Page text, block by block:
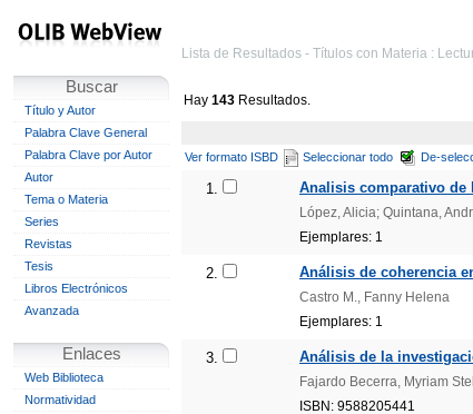
Buscar
Título y Autor
Palabra Clave General
Palabra Clave por Autor
Autor
Tema o Materia
Series
Revistas
Tesis
Libros Electrónicos
Avanzada
Enlaces
Web Biblioteca
Normatividad
Lista de Resultados - Títulos con Materia :
Hay 143 Resultados.
Ver formato ISBD Seleccionar todo De-
1. Analisis comparativo de
López, Alicia; Quintana,
Ejemplares: 1
2. Análisis de coherencia
Castro M., Fanny Helena
Ejemplares: 1
3. Análisis de la
Fajardo Becerra, Myriam
ISBN: 9588205441